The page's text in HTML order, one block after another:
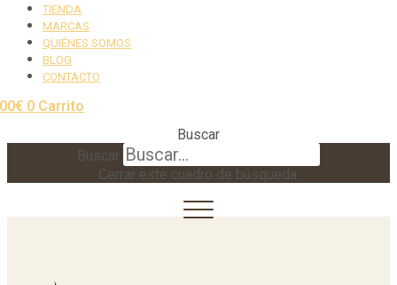
TIENDA
MARCAS
QUIÉNES SOMOS
BLOG
CONTACTO
€ 0 Carrito
Buscar
Buscar
Cerrar este cuadro de búsqueda.